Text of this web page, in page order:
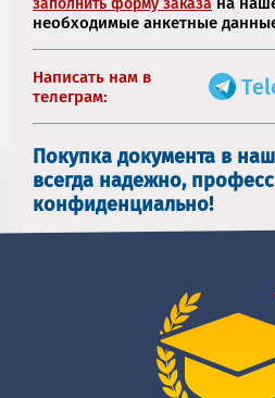
необходимые анкетные
Написать нам в
телеграм:
Покупка документа в
всегда надежно,
конфиденциально!